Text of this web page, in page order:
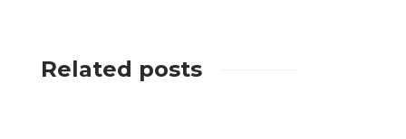
Related posts